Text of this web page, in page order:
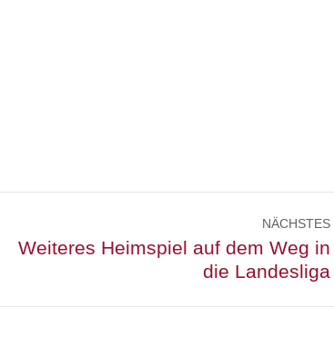
NÄCHSTES
Nächster
Weiteres Heimspiel auf dem Weg in
die Landesliga